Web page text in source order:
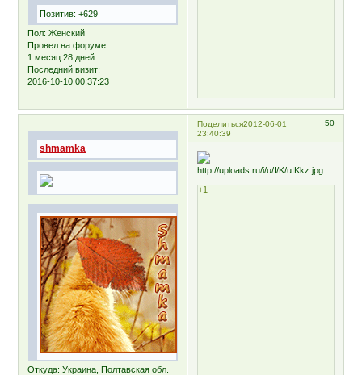
Позитив: +629
Пол: Женский
Провел на форуме:
1 месяц 28 дней
Последний визит:
2016-10-10 00:37:23
Поделиться 50
2012-06-01
23:40:39
shmamka
Откуда: Украина, Полтавская обл.
+1